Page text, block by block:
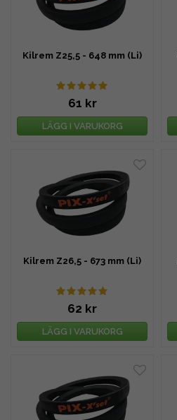
Kilrem Z25,5 - 648 mm (Li)
61 kr
LÄGG I VARUKORG
Kilrem Z26,5 - 673 mm (Li)
62 kr
LÄGG I VARUKORG